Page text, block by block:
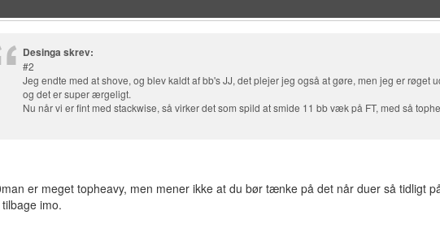
Desinga skrev:
#2
Jeg endte med at shove, og blev kaldt af bb's JJ, det plejer jeg også at gøre, men jeg er røget
og det er super ærgeligt.
Nu når vi er fint med stackwise, så virker det som spild at smide 11 bb væk på FT, med så
er meget topheavy, men mener ikke at du bør tænke på det når duer så tidligt
imo.